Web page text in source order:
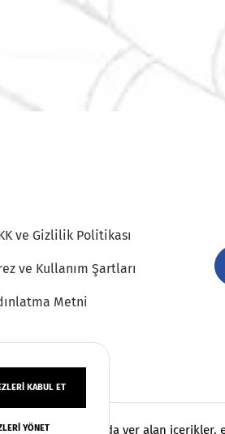
ve Gizlilik Politikası
ve Kullanım Şartları
Metni
saklıdır. Sayfamızda yer alan
KABUL ET
YÖNET